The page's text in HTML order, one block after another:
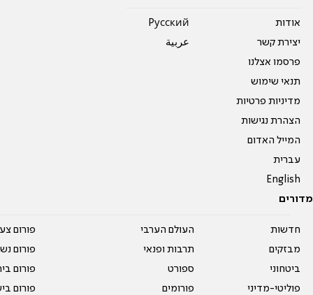
אודות
יצירת קשר
פרסמו אצלנו
תנאי שימוש
מדיניות פרטיות
הצהרת נגישות
המייל האדום
עברית
English
Pусский
عربية
מדורים
חדשות
מבזקים
ביטחוני
פוליטי-מדיני
העולם הערבי
תרבות ופנאי
ספורט
פורומים
פורום
פורום
פורום
פורום